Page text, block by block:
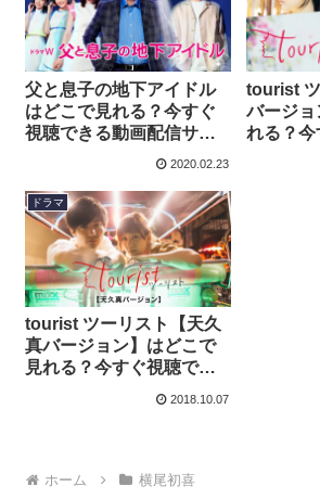
父と息子の地下アイドル
はどこで見れる？今すぐ
視聴できる動画配信サー
2020.02.23
tourist
バージョ
れる？今
動画配
ドラマ
tourist ツーリスト【天久
真バージョン】はどこで
見れる？今すぐ視聴でき
2018.10.07
ホーム 横尾初喜